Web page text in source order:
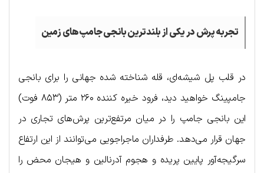
تجربه پرش در یکی از بلندترین بانجی جامپ‌های زمین
در قلب پل شیشه‌ای، قله شناخته شده جهانی را برای بانجی
جامپینگ خواهید دید، فرود خیره کننده ۲۶۰ متر (۸۵۳ فوت)
این بانجی جامپ را در میان مرتفع‌ترین پرش‌های تجاری در
جهان قرار می‌دهد. طرفداران ماجراجویی می‌توانند از این ارتفاع
سرگیجه‌آور پایین پریده و هجوم آدرنالین و هیجان محض را